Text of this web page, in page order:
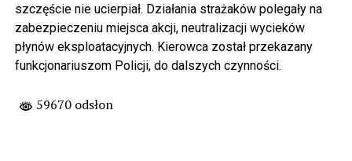
szczęście nie ucierpiał. Działania strażaków polegały na
zabezpieczeniu miejsca akcji, neutralizacji wycieków
płynów eksploatacyjnych. Kierowca został przekazany
funkcjonariuszom Policji, do dalszych czynności.
59670 odsłon